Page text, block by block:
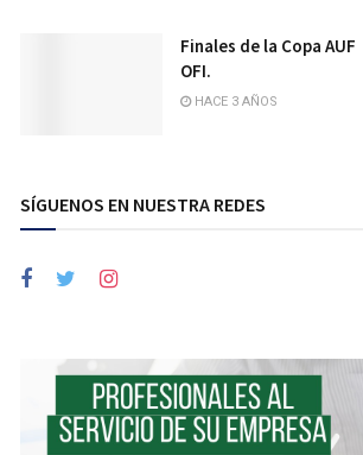
Finales de la Copa AUF
OFI.
HACE 3 AÑOS
SÍGUENOS EN NUESTRA REDES